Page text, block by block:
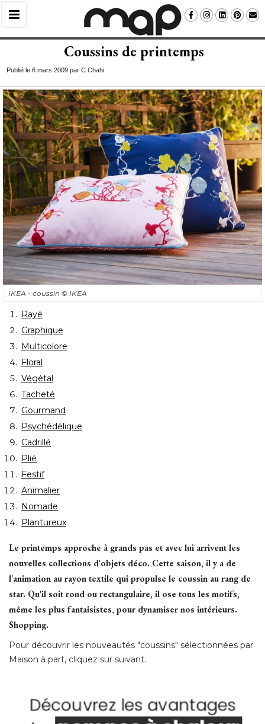
Coussins de printemps
Publié le 6 mars 2009 par C.Chahi
IKEA - coussin © IKEA
Rayé
Graphique
Multicolore
Floral
Végétal
Tacheté
Gourmand
Psychédélique
Cadrillé
Plié
Festif
Animalier
Nomade
Plantureux
Le printemps approche à grands pas et avec lui arrivent les
nouvelles collections d'objets déco. Cette saison, il y a de
l'animation au rayon textile qui propulse le coussin au rang de
star. Qu'il soit rond ou rectangulaire, il ose tous les motifs,
même les plus fantaisistes, pour dynamiser nos intérieurs.
Shopping.
Pour découvrir les nouveautés "coussins" sélectionnées par
Maison à part, cliquez sur suivant.